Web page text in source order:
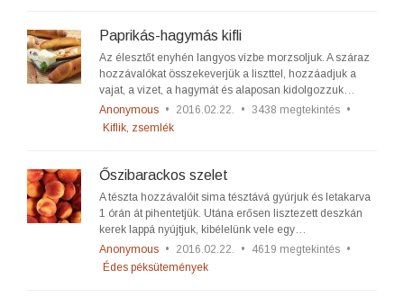
Paprikás-hagymás kifli
Az élesztőt enyhén langyos vízbe morzsoljuk. A száraz
hozzávalókat összekeverjük a liszttel, hozzáadjuk a
vajat, a vizet, a hagymát és alaposan kidolgozzuk…
Anonymous • 2016.02.22. • 3438 megtekintés •
Kiflik, zsemlék
Őszibarackos szelet
A tészta hozzávalóit sima tésztává gyúrjuk és letakarva
1 órán át pihentetjük. Utána erősen lisztezett deszkán
kerek lappá nyújtjuk, kibélelünk vele egy…
Anonymous • 2016.02.22. • 4619 megtekintés •
Édes péksütemények